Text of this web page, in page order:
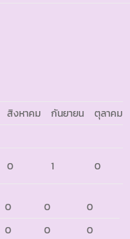
สิงหาคม กันยายน
ตุลาคม
0 1 0
0 0
0
0 0
0